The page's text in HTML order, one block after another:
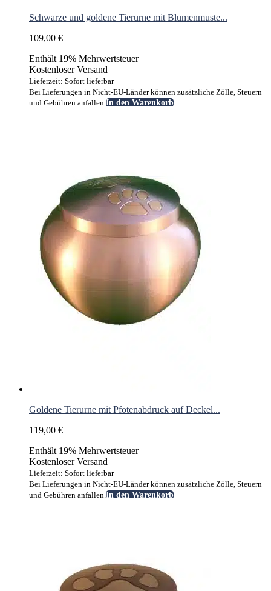
Schwarze und goldene Tierurne mit Blumenmuste...
109,00 €
Enthält 19% Mehrwertsteuer
Kostenloser Versand
Lieferzeit: Sofort lieferbar
Bei Lieferungen in Nicht-EU-Länder können zusätzliche Zölle, Steuern
und Gebühren anfallen.In den Warenkorb
Goldene Tierurne mit Pfotenabdruck auf Deckel...
119,00 €
Enthält 19% Mehrwertsteuer
Kostenloser Versand
Lieferzeit: Sofort lieferbar
Bei Lieferungen in Nicht-EU-Länder können zusätzliche Zölle, Steuern
und Gebühren anfallen.In den Warenkorb